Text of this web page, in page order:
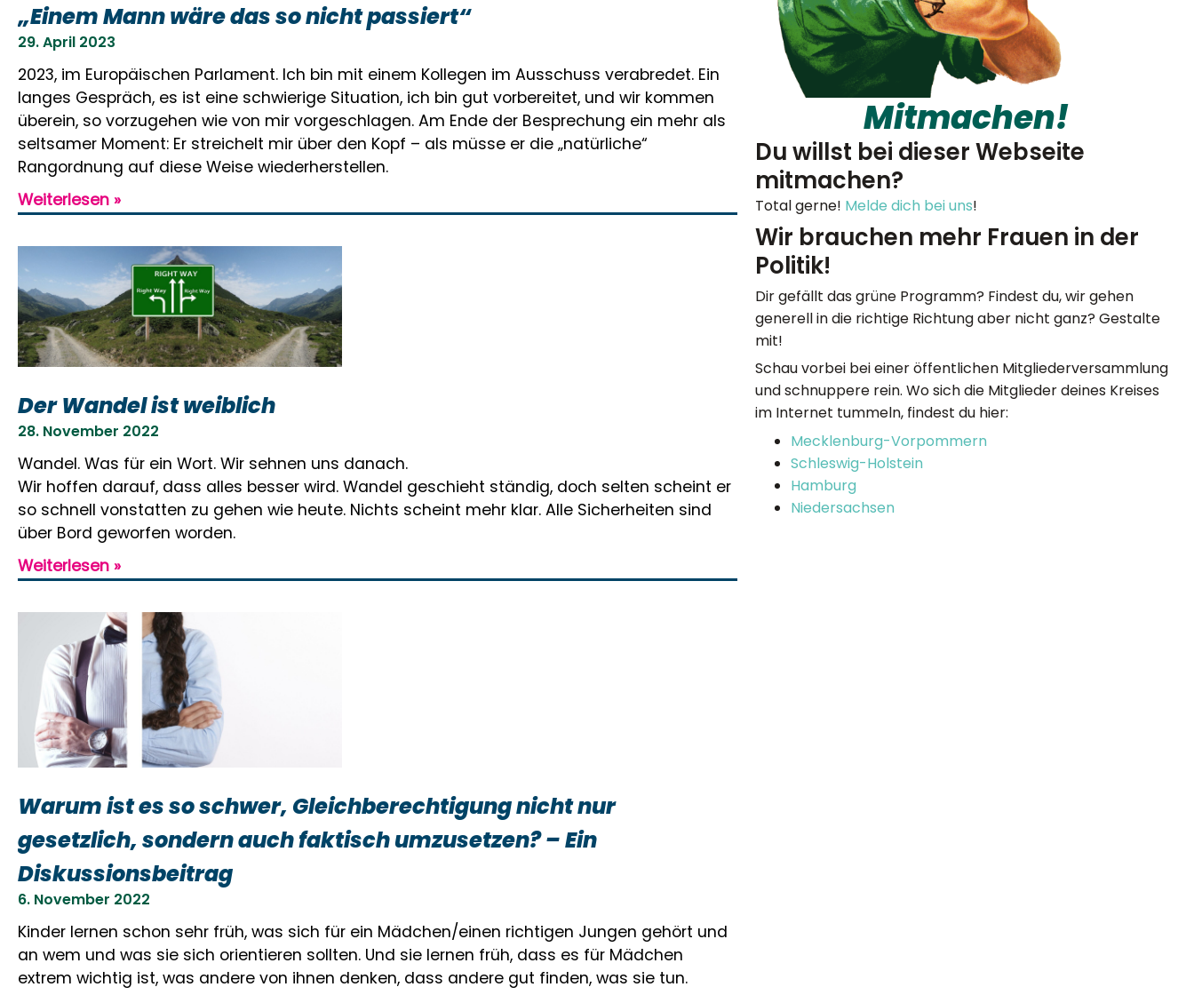
„Einem Mann wäre das so nicht passiert“
29. April 2023
2023, im Europäischen Parlament. Ich bin mit einem Kollegen im Ausschuss verabredet. Ein
langes Gespräch, es ist eine schwierige Situation, ich bin gut vorbereitet, und wir kommen
überein, so vorzugehen wie von mir vorgeschlagen. Am Ende der Besprechung ein mehr als
seltsamer Moment: Er streichelt mir über den Kopf – als müsse er die „natürliche“
Rangordnung auf diese Weise wiederherstellen.
Weiterlesen »
Der Wandel ist weiblich
28. November 2022
Wandel. Was für ein Wort. Wir sehnen uns danach.
Wir hoffen darauf, dass alles besser wird. Wandel geschieht ständig, doch selten scheint er
so schnell vonstatten zu gehen wie heute. Nichts scheint mehr klar. Alle Sicherheiten sind
über Bord geworfen worden.
Weiterlesen »
Warum ist es so schwer, Gleichberechtigung nicht nur
gesetzlich, sondern auch faktisch umzusetzen? – Ein
Diskussionsbeitrag
6. November 2022
Kinder lernen schon sehr früh, was sich für ein Mädchen/einen richtigen Jungen gehört und
an wem und was sie sich orientieren sollten. Und sie lernen früh, dass es für Mädchen
extrem wichtig ist, was andere von ihnen denken, dass andere gut finden, was sie tun.
Mitmachen!
Du willst bei dieser Webseite
mitmachen?
Total gerne! Melde dich bei uns!
Wir brauchen mehr Frauen in der
Politik!
Dir gefällt das grüne Programm? Findest du, wir gehen
generell in die richtige Richtung aber nicht ganz? Gestalte
mit!
Schau vorbei bei einer öffentlichen Mitgliederversammlung
und schnuppere rein. Wo sich die Mitglieder deines Kreises
im Internet tummeln, findest du hier:
Mecklenburg-Vorpommern
Schleswig-Holstein
Hamburg
Niedersachsen